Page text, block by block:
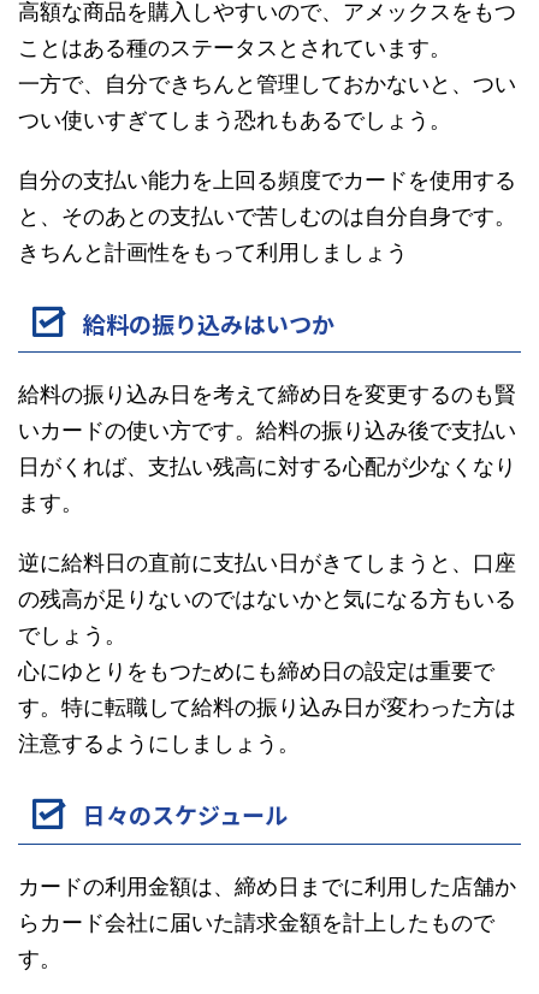
高額な商品を購入しやすいので、アメックスをもつ
ことはある種のステータスとされています。
一方で、自分できちんと管理しておかないと、つい
つい使いすぎてしまう恐れもあるでしょう。
自分の支払い能力を上回る頻度でカードを使用する
と、そのあとの支払いで苦しむのは自分自身です。
きちんと計画性をもって利用しましょう
給料の振り込みはいつか
給料の振り込み日を考えて締め日を変更するのも賢
いカードの使い方です。給料の振り込み後で支払い
日がくれば、支払い残高に対する心配が少なくなり
ます。
逆に給料日の直前に支払い日がきてしまうと、口座
の残高が足りないのではないかと気になる方もいる
でしょう。
心にゆとりをもつためにも締め日の設定は重要で
す。特に転職して給料の振り込み日が変わった方は
注意するようにしましょう。
日々のスケジュール
カードの利用金額は、締め日までに利用した店舗か
らカード会社に届いた請求金額を計上したもので
す。